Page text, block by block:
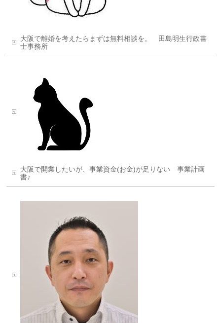
大阪で離婚を考えたらまずは無料相談を。 田島明生行政書
士事務所
大阪で開業したいが、事業資金(お金)が足りない 事業計画
書♪